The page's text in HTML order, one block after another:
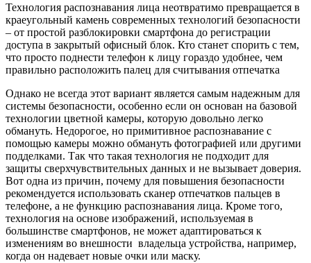
Технология распознавания лица неотвратимо превращается в
краеугольный камень современных технологий безопасности
– от простой разблокировки смартфона до регистрации
доступа в закрытый офисный блок. Кто станет спорить с тем,
что просто поднести телефон к лицу гораздо удобнее, чем
правильно расположить палец для считывания отпечатка
Однако не всегда этот вариант является самым надежным для
системы безопасности, особенно если он основан на базовой
технологии цветной камеры, которую довольно легко
обмануть. Недорогое, но примитивное распознавание с
помощью камеры можно обмануть фотографией или другими
подделками. Так что такая технология не подходит для
защиты сверхчувствительных данных и не вызывает доверия.
Вот одна из причин, почему для повышения безопасности
рекомендуется использовать сканер отпечатков пальцев в
телефоне, а не функцию распознавания лица. Кроме того,
технология на основе изображений, используемая в
большинстве смартфонов, не может адаптироваться к
изменениям во внешности владельца устройства, например,
когда он надевает новые очки или маску.